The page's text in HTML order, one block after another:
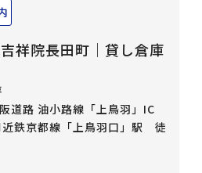
祥院長田町｜貸し倉庫
道路 油小路線「上鳥羽」IC
鉄京都線「上鳥羽口」駅 徒